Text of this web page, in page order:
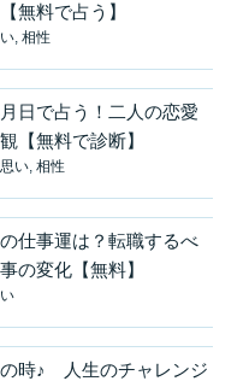
無料で占う】
, 相性
日で占う！二人の恋愛
【無料で診断】
い, 相性
仕事運は？転職するべ
の変化【無料】
時♪ 人生のチャレンジ